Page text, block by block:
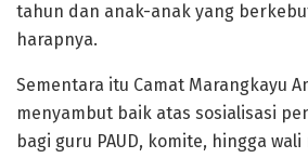
tahun dan anak-anak yang
harapnya.
Sementara itu Camat Marangkayu
menyambut baik atas sosialisasi
bagi guru PAUD, komite, hingga